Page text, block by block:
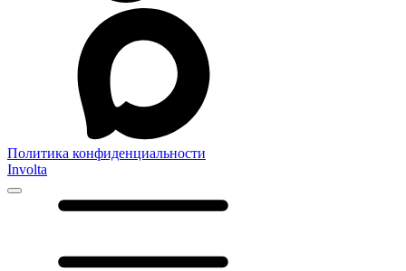
Политика конфиденциальности
Involta